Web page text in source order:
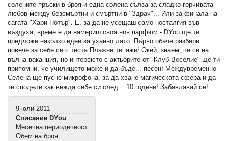
солените пръски в броя и една солена сълза за сладко-горчивата
любов между безсмъртни и смъртни в "Здрач"... Или за финала на
сагата "Хари Потър". Е, за да не усещаш само носталгия във
въздуха, време е да намериш своя нов парфюм - DYou ще ти
предложи няколко идеи за уханно лято. Първо обаче разбери
повече за себе си с теста Плажни типажи! Окей, знаем, че си на
вълна ваканция, но интервюто с актьорите от "Клуб Веселие" ще ти
припомни, че училището може и да бъде... песен! Междувременно
Селена ще пусне микрофона, за да хване магическата сфера и да
ти сподели как вижда себе си след... 10 години! Забавлявай се!
9 юли 2011
Списание DYou
Месечна периодичност
Обем на броя: